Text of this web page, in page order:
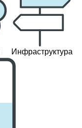
Инфраструктура